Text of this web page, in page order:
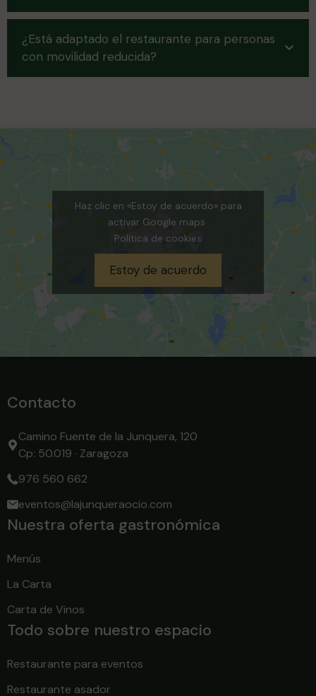
¿Está adaptado el restaurante para personas
con movilidad reducida?
Haz clic en «Estoy de acuerdo» para
activar Google maps
Política de cookies
Estoy de acuerdo
Contacto
Camino Fuente de la Junquera, 120
Cp: 50.019 · Zaragoza
976 560 662
eventos@lajunqueraocio.com
Nuestra oferta gastronómica
Menús
La Carta
Carta de Vinos
Todo sobre nuestro espacio
Restaurante para eventos
Restaurante asador